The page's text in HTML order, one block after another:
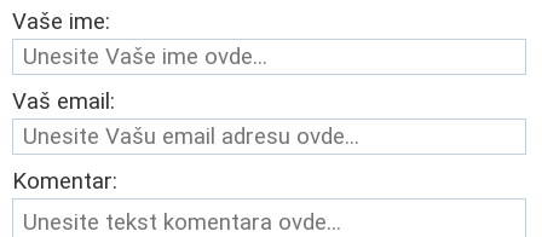
Vaše ime:
Vaš email:
Komentar: